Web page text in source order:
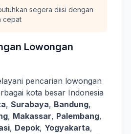
segera diisi dengan
cepat
Lowongan
pencarian lowongan
kota besar Indonesia
, Surabaya, Bandung,
, Makassar, Palembang,
, Depok, Yogyakarta,